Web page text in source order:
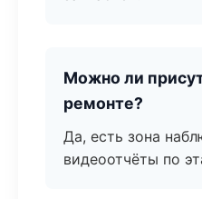
Можно ли
ремонте?
Да, есть зона
видеоотчёты по